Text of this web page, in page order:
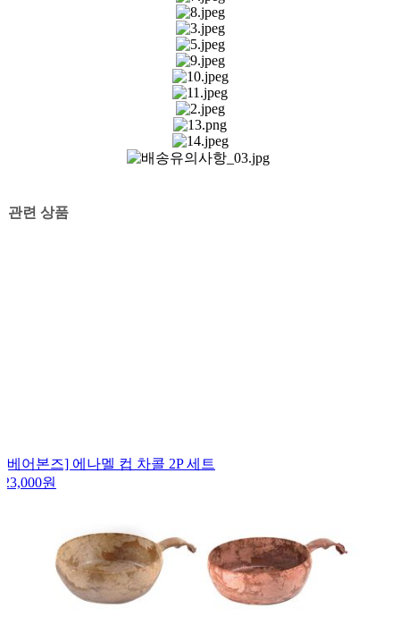
관련 상품
[베어본즈] 에나멜 컵 차콜 2P 세트
23,000원